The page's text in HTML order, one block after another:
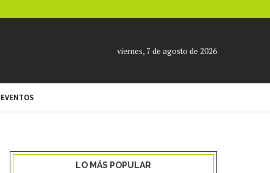
viernes, 7 de agosto de 2026
EVENTOS
LO MÁS POPULAR